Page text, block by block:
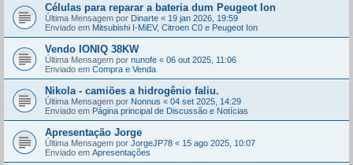
Células para reparar a bateria dum Peugeot Ion
Última Mensagem por Dinarte « 19 jan 2026, 19:59
Enviado em Mitsubishi I-MiEV, Citroen C0 e Peugeot Ion
Vendo IONIQ 38KW
Última Mensagem por nunofe « 06 out 2025, 11:06
Enviado em Compra e Venda
Nikola - camiões a hidrogênio faliu.
Última Mensagem por Nonnus « 04 set 2025, 14:29
Enviado em Página principal de Discussão e Notícias
Apresentação Jorge
Última Mensagem por JorgeJP78 « 15 ago 2025, 10:07
Enviado em Apresentações